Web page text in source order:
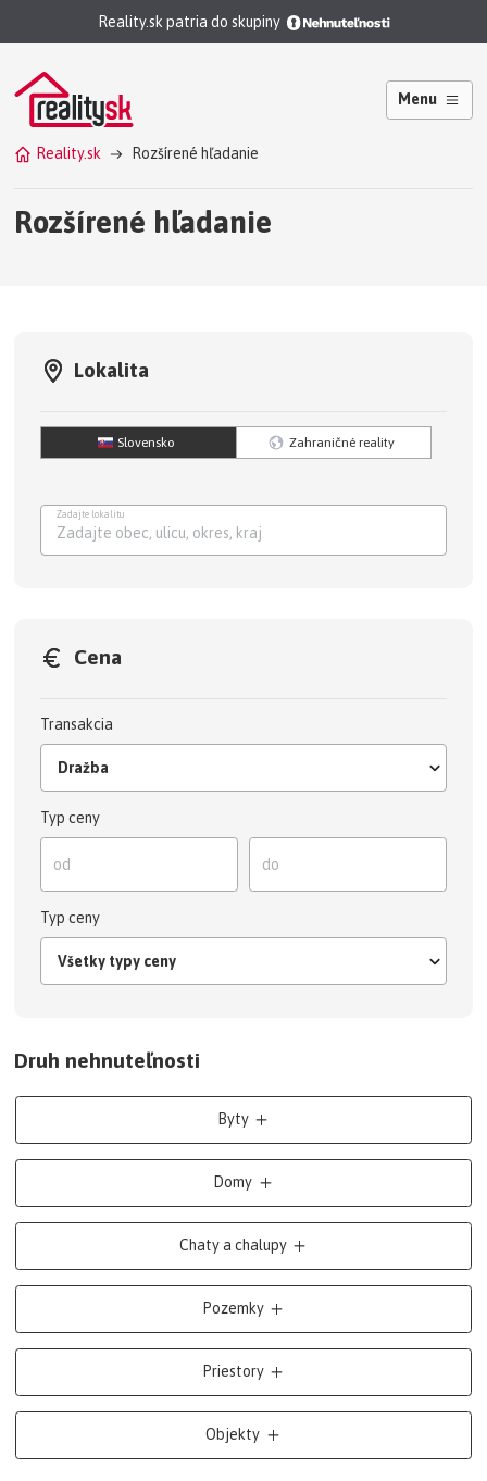
Reality.sk patria do skupiny
Menu
Reality.sk Rozšírené hľadanie
Rozšírené hľadanie
Lokalita
Slovensko Zahraničné reality
Zadajte obec, ulicu, okres, kraj
Zadajte lokalitu
Cena
Transakcia
Dražba
Typ ceny
Typ ceny
Všetky typy ceny
Druh nehnuteľnosti
Byty
Domy
Chaty a chalupy
Pozemky
Priestory
Objekty